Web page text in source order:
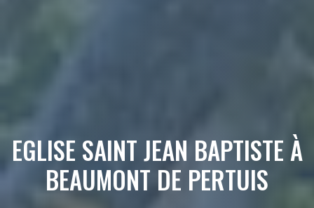
EGLISE SAINT JEAN BAPTISTE À
BEAUMONT DE PERTUIS